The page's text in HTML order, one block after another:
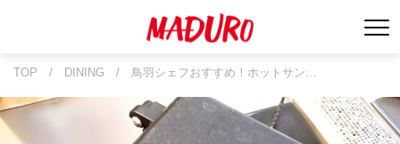
TOP / DINING / 鳥羽シェフおすすめ！ホットサン…